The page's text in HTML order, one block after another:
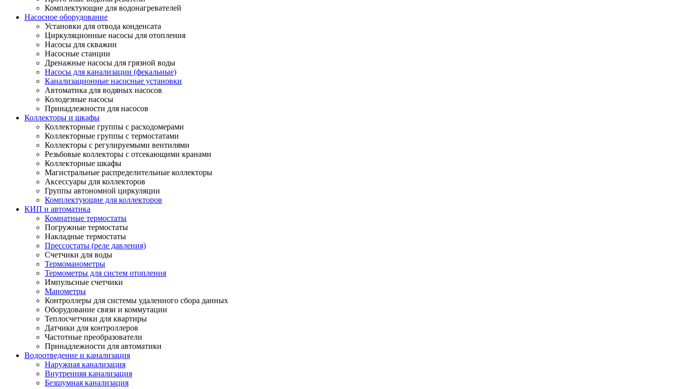
Комплектующие для водонагревателей
Насосное оборудование
Установки для отвода конденсата
Циркуляционные насосы для отопления
Насосы для скважин
Насосные станции
Дренажные насосы для грязной воды
Насосы для канализации (фекальные)
Канализационные насосные установки
Автоматика для водяных насосов
Колодезные насосы
Принадлежности для насосов
Коллекторы и шкафы
Коллекторные группы с расходомерами
Коллекторные группы с термостатами
Коллекторы с регулируемыми вентилями
Резьбовые коллекторы с отсекающими кранами
Коллекторные шкафы
Магистральные распределительные коллекторы
Аксессуары для коллекторов
Группы автономной циркуляции
Комплектующие для коллекторов
КИП и автоматика
Комнатные термостаты
Погружные термостаты
Накладные термостаты
Прессостаты (реле давления)
Счетчики для воды
Термоманометры
Термометры для систем отопления
Импульсные счетчики
Манометры
Контроллеры для системы удаленного сбора данных
Оборудование связи и коммутации
Теплосчетчики для квартиры
Датчики для контроллеров
Частотные преобразователи
Принадлежности для автоматики
Водоотведение и канализация
Наружная канализация
Внутренняя канализация
Безшумная канализация